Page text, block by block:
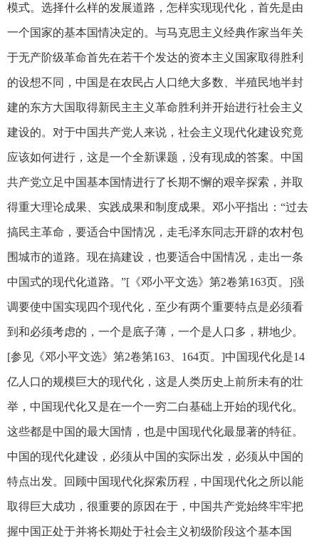
模式。选择什么样的发展道路，怎样实现现代化，首先是由
一个国家的基本国情决定的。与马克思主义经典作家当年关
于无产阶级革命首先在若干个发达的资本主义国家取得胜利
的设想不同，中国是在农民占人口绝大多数、半殖民地半封
建的东方大国取得新民主主义革命胜利并开始进行社会主义
建设的。对于中国共产党人来说，社会主义现代化建设究竟
应该如何进行，这是一个全新课题，没有现成的答案。中国
共产党立足中国基本国情进行了长期不懈的艰辛探索，并取
得重大理论成果、实践成果和制度成果。邓小平指出：“过去
搞民主革命，要适合中国情况，走毛泽东同志开辟的农村包
围城市的道路。现在搞建设，也要适合中国情况，走出一条
中国式的现代化道路。”[《邓小平文选》第2卷第163页。]强
调要使中国实现四个现代化，至少有两个重要特点是必须看
到和必须考虑的，一个是底子薄，一个是人口多，耕地少。
[参见《邓小平文选》第2卷第163、164页。]中国现代化是14
亿人口的规模巨大的现代化，这是人类历史上前所未有的壮
举，中国现代化又是在一个一穷二白基础上开始的现代化。
这些都是中国的最大国情，也是中国现代化最显著的特征。
中国的现代化建设，必须从中国的实际出发，必须从中国的
特点出发。回顾中国现代化探索历程，中国现代化之所以能
取得巨大成功，很重要的原因在于，中国共产党始终牢牢把
握中国正处于并将长期处于社会主义初级阶段这个基本国